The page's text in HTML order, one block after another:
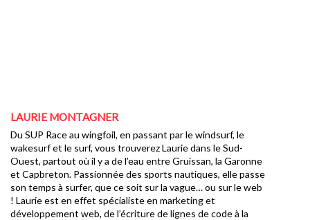
LAURIE MONTAGNER
Du SUP Race au wingfoil, en passant par le windsurf, le
wakesurf et le surf, vous trouverez Laurie dans le Sud-
Ouest, partout où il y a de l’eau entre Gruissan, la Garonne
et Capbreton. Passionnée des sports nautiques, elle passe
son temps à surfer, que ce soit sur la vague… ou sur le web
! Laurie est en effet spécialiste en marketing et
développement web, de l’écriture de lignes de code à la